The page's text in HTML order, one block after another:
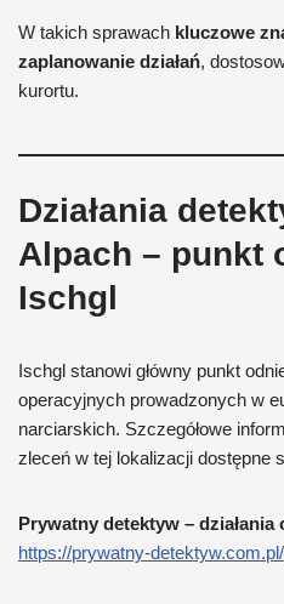
W takich sprawach kluczowe
zaplanowanie działań,
kurortu.
Działania
Alpach – punkt
Ischgl
Ischgl stanowi główny punkt
operacyjnych prowadzonych w
narciarskich. Szczegółowe
zleceń w tej lokalizacji dostępne
Prywatny detektyw – działania
https://prywatny-